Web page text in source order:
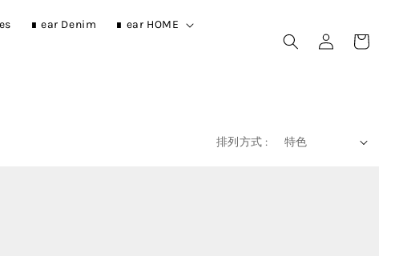
∎ ear Denim ∎ ear HOME
排列方式 :